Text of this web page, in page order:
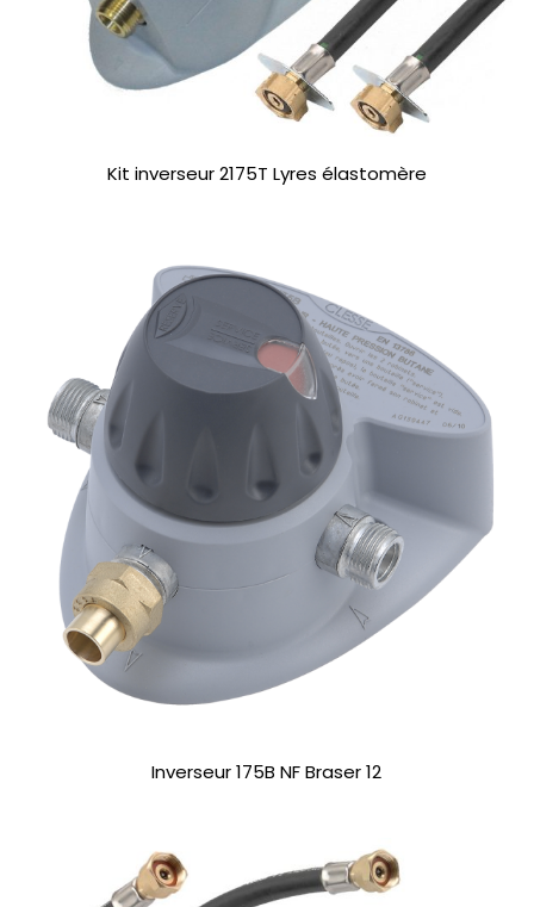
Kit inverseur 2175T Lyres élastomère
Inverseur 175B NF Braser 12